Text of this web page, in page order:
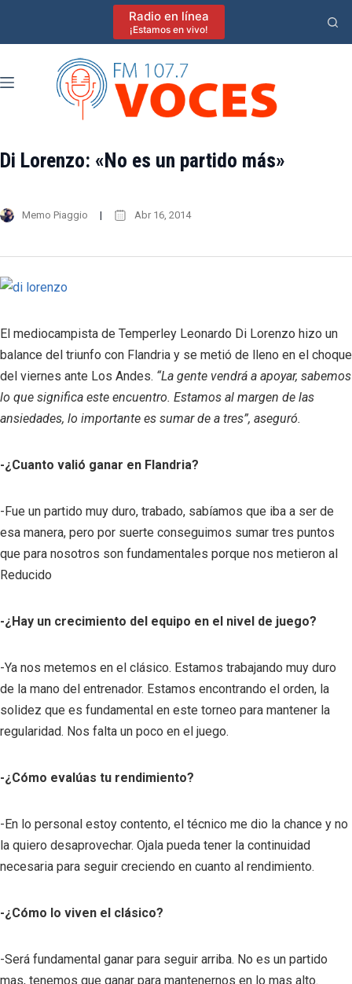
Radio en línea
¡Estamos en vivo!
Di Lorenzo: «No es un partido más»
Memo Piaggio Abr 16, 2014
El mediocampista de Temperley Leonardo Di Lorenzo hizo un
balance del triunfo con Flandria y se metió de lleno en el choque
del viernes ante Los Andes. “La gente vendrá a apoyar, sabemos
lo que significa este encuentro. Estamos al margen de las
ansiedades, lo importante es sumar de a tres”, aseguró.
-¿Cuanto valió ganar en Flandria?
-Fue un partido muy duro, trabado, sabíamos que iba a ser de
esa manera, pero por suerte conseguimos sumar tres puntos
que para nosotros son fundamentales porque nos metieron al
Reducido
-¿Hay un crecimiento del equipo en el nivel de juego?
-Ya nos metemos en el clásico. Estamos trabajando muy duro
de la mano del entrenador. Estamos encontrando el orden, la
solidez que es fundamental en este torneo para mantener la
regularidad. Nos falta un poco en el juego.
-¿Cómo evalúas tu rendimiento?
-En lo personal estoy contento, el técnico me dio la chance y no
la quiero desaprovechar. Ojala pueda tener la continuidad
necesaria para seguir creciendo en cuanto al rendimiento.
-¿Cómo lo viven el clásico?
-Será fundamental ganar para seguir arriba. No es un partido
mas, tenemos que ganar para mantenernos en lo mas alto.